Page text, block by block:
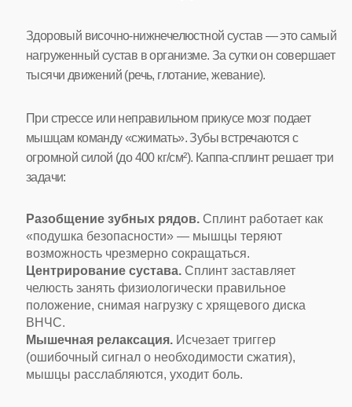
Здоровый височно-нижнечелюстной сустав — это самый
нагруженный сустав в организме. За сутки он совершает
тысячи движений (речь, глотание, жевание).
При стрессе или неправильном прикусе мозг подает
мышцам команду «сжимать». Зубы встречаются с
огромной силой (до 400 кг/см²). Каппа-сплинт решает три
задачи:
Разобщение зубных рядов. Сплинт работает как
«подушка безопасности» — мышцы теряют
возможность чрезмерно сокращаться.
Центрирование сустава. Сплинт заставляет
челюсть занять физиологически правильное
положение, снимая нагрузку с хрящевого диска
ВНЧС.
Мышечная релаксация. Исчезает триггер
(ошибочный сигнал о необходимости сжатия),
мышцы расслабляются, уходит боль.